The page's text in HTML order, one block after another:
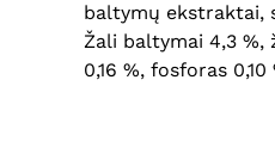
baltymų ekstraktai,
Žali baltymai 4,3 %,
0,16 %, fosforas